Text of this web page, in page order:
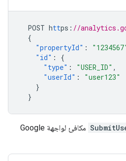
POST https : //
{
"propertyId" :
"id" :
{
"type" : "USER_ID" ,
"userId" :
"user123"
}
}
مكافئ لواجهة Google